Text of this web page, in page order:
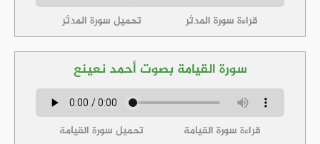
قراءة سورة المدثر تحميل سورة المدثر
سورة القيامة بصوت أحمد نعينع
قراءة سورة القيامة تحميل سورة القيامة